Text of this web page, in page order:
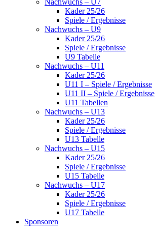
Nachwuchs – U7
Kader 25/26
Spiele / Ergebnisse
Nachwuchs – U9
Kader 25/26
Spiele / Ergebnisse
U9 Tabelle
Nachwuchs – U11
Kader 25/26
U11 I – Spiele / Ergebnisse
U11 II – Spiele / Ergebnisse
U11 Tabellen
Nachwuchs – U13
Kader 25/26
Spiele / Ergebnisse
U13 Tabelle
Nachwuchs – U15
Kader 25/26
Spiele / Ergebnisse
U15 Tabelle
Nachwuchs – U17
Kader 25/26
Spiele / Ergebnisse
U17 Tabelle
Sponsoren